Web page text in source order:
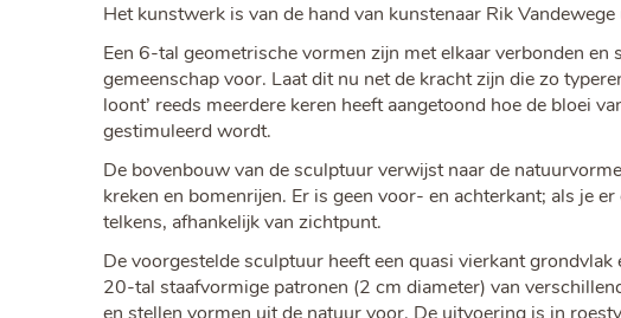
Het kunstwerk is van de hand van kunstenaar Rik
Een 6-tal geometrische vormen zijn met elkaar verbonden
gemeenschap voor. Laat dit nu net de kracht zijn die zo
loont’ reeds meerdere keren heeft aangetoond hoe de bloei
gestimuleerd wordt.
De bovenbouw van de sculptuur verwijst naar de
kreken en bomenrijen. Er is geen voor- en achterkant; als je
telkens, afhankelijk van zichtpunt.
De voorgestelde sculptuur heeft een quasi vierkant
20-tal staafvormige patronen (2 cm diameter) van